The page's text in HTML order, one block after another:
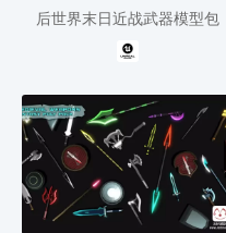
后世界末日近战武器模型包